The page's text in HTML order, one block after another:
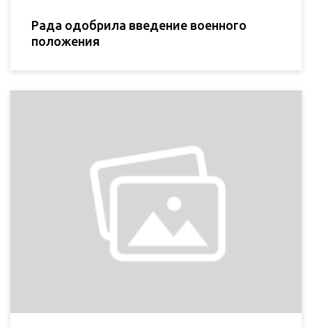
Рада одобрила введение военного
положения